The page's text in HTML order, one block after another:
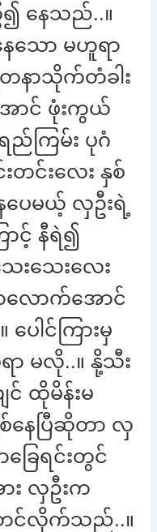
နေသည်..။
ေသော မဟူရာ
နာသိုက်တံခါး
ောင် ဖုံးကွယ်
ကြမ်း ပုဂံ
တင်းလေး နှစ်
ေမယ့် လှဦးရဲ့
င့် နီရဲ၍
းသေးလေး
လောက်အောင်
ေါင်ကြားမှ
ာ မလို..။ နို့သီး
ထိုမိန်းမ
နေပြီဆိုတာ လှ
ြေရင်းတွင်
း လှဦးက
င်လိုက်သည်..။